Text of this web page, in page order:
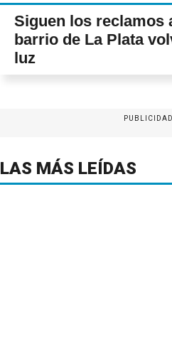
Siguen los reclamos
barrio de La Plata
luz
PUBLICIDAD
LAS MÁS LEÍDAS